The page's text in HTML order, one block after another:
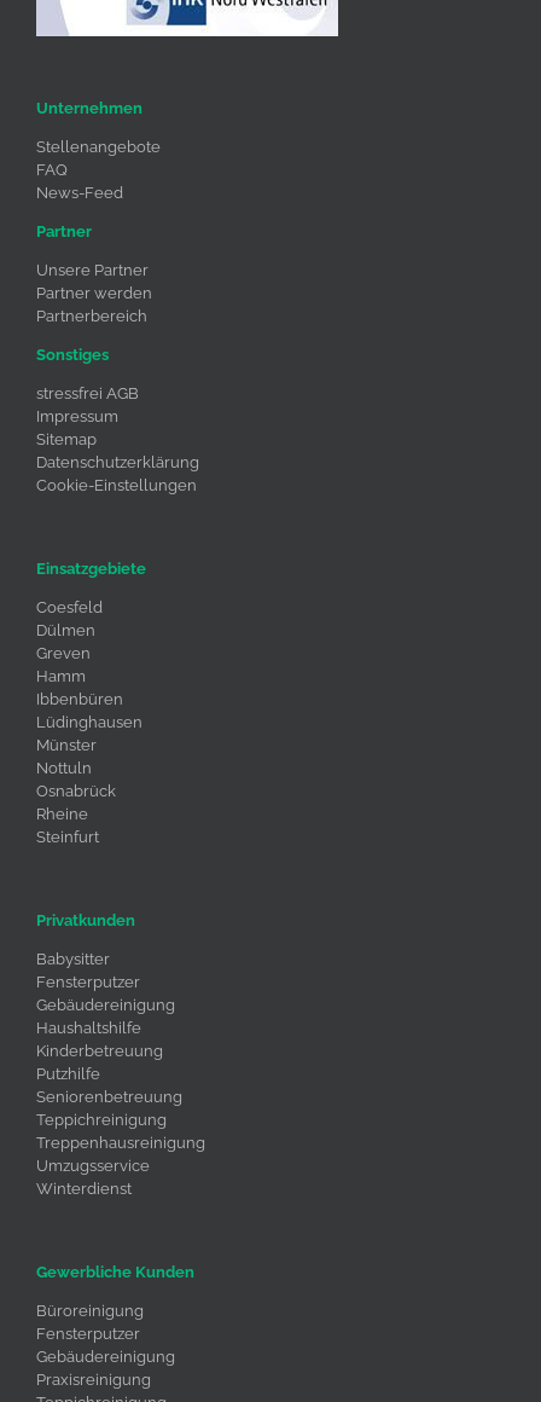
Unternehmen
Stellenangebote
FAQ
News-Feed
Partner
Unsere Partner
Partner werden
Partnerbereich
Sonstiges
stressfrei AGB
Impressum
Sitemap
Datenschutzerklärung
Cookie-Einstellungen
Einsatzgebiete
Coesfeld
Dülmen
Greven
Hamm
Ibbenbüren
Lüdinghausen
Münster
Nottuln
Osnabrück
Rheine
Steinfurt
Privatkunden
Babysitter
Fensterputzer
Gebäudereinigung
Haushaltshilfe
Kinderbetreuung
Putzhilfe
Seniorenbetreuung
Teppichreinigung
Treppenhausreinigung
Umzugsservice
Winterdienst
Gewerbliche Kunden
Büroreinigung
Fensterputzer
Gebäudereinigung
Praxisreinigung